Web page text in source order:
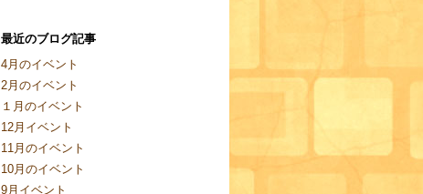
最近のブログ記事
4月のイベント
2月のイベント
１月のイベント
12月イベント
11月のイベント
10月のイベント
9月イベント